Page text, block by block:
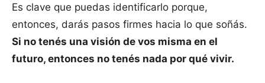
Es clave que puedas identificarlo porque,
entonces, darás pasos firmes hacia lo que soñás.
Si no tenés una visión de vos misma en el
futuro, entonces no tenés nada por qué vivir.